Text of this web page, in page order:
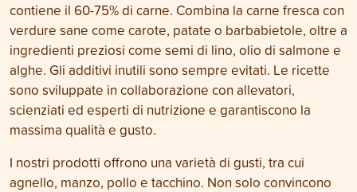
contiene il 60-75% di carne. Combina la carne fresca con
verdure sane come carote, patate o barbabietole, oltre a
ingredienti preziosi come semi di lino, olio di salmone e
alghe. Gli additivi inutili sono sempre evitati. Le ricette
sono sviluppate in collaborazione con allevatori,
scienziati ed esperti di nutrizione e garantiscono la
massima qualità e gusto.
I nostri prodotti offrono una varietà di gusti, tra cui
agnello, manzo, pollo e tacchino. Non solo convincono